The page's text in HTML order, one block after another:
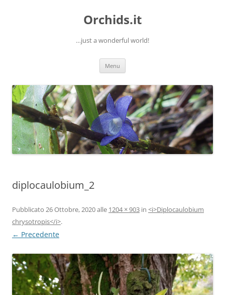
Orchids.it
…just a wonderful world!
Menu
diplocaulobium_2
Pubblicato 26 Ottobre, 2020alle 1204 × 903 in <i>Diplocaulobium
chrysotropis</i>.
← Precedente